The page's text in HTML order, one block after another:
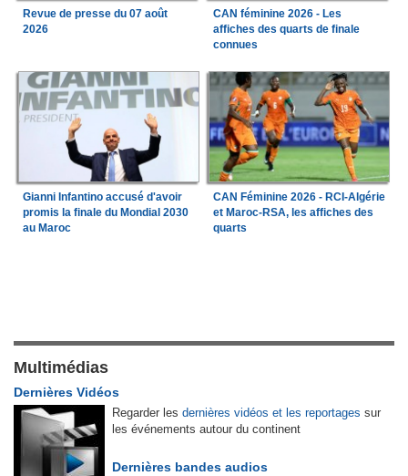
Revue de presse du 07 août
2026
CAN féminine 2026 - Les
affiches des quarts de finale
connues
Gianni Infantino accusé d'avoir
promis la finale du Mondial 2030
au Maroc
CAN Féminine 2026 - RCI-Algérie
et Maroc-RSA, les affiches des
quarts
Multimédias
Dernières Vidéos
Regarder les dernières vidéos et les reportages sur
les événements autour du continent
Dernières bandes audios